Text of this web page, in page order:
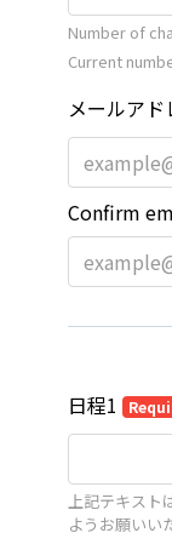
Number of
Current
メールアド
Confirm
日程1
上記テキスト
ようお願いい